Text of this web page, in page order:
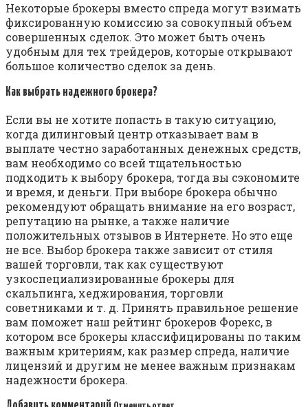
Некоторые брокеры вместо спреда могут взимать
фиксированную комиссию за совокупный объем
совершенных сделок. Это может быть очень
удобным для тех трейдеров, которые открывают
большое количество сделок за день.
Как выбрать надежного брокера?
Если вы не хотите попасть в такую ситуацию,
когда дилинговый центр отказывает вам в
выплате честно заработанных денежных средств,
вам необходимо со всей тщательностью
подходить к выбору брокера, тогда вы сэкономите
и время, и деньги. При выборе брокера обычно
рекомендуют обращать внимание на его возраст,
репутацию на рынке, а также наличие
положительных отзывов в Интернете. Но это еще
не все. Выбор брокера также зависит от стиля
вашей торговли, так как существуют
узкоспециализированные брокеры для
скальпинга, хеджирования, торговли
советниками и т. д. Принять правильное решение
вам поможет наш рейтинг брокеров Форекс, в
котором все брокеры классифицированы по таким
важным критериям, как размер спреда, наличие
лицензий и другим не менее важным признакам
надежности брокера.